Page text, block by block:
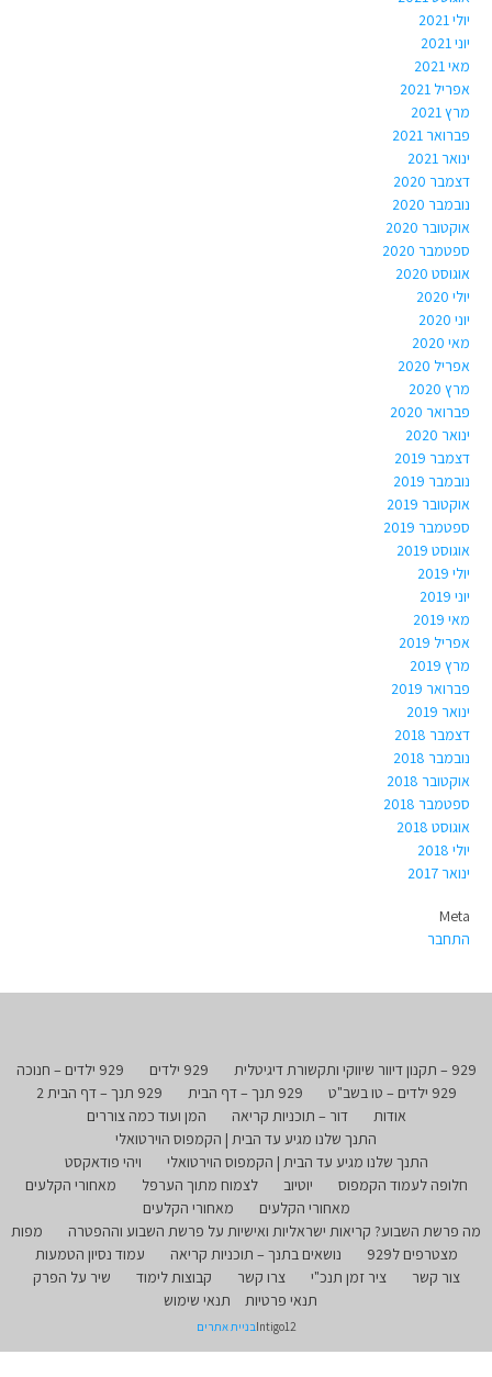
יולי 2021
יוני 2021
מאי 2021
אפריל 2021
מרץ 2021
פברואר 2021
ינואר 2021
דצמבר 2020
נובמבר 2020
אוקטובר 2020
ספטמבר 2020
אוגוסט 2020
יולי 2020
יוני 2020
מאי 2020
אפריל 2020
מרץ 2020
פברואר 2020
ינואר 2020
דצמבר 2019
נובמבר 2019
אוקטובר 2019
ספטמבר 2019
אוגוסט 2019
יולי 2019
יוני 2019
מאי 2019
אפריל 2019
מרץ 2019
פברואר 2019
ינואר 2019
דצמבר 2018
נובמבר 2018
אוקטובר 2018
ספטמבר 2018
אוגוסט 2018
יולי 2018
ינואר 2017
Meta
התחבר
929 – תקנון דיוור שיווקי ותקשורת דיגיטלית 929 ילדים
929 ילדים – חנוכה
929 ילדים – טו בשב"ט
929 תנך – דף הבית
929 תנך – דף הבית 2
אודות
דור – תוכניות קריאה
המן ועוד כמה צוררים
התנך שלנו מגיע עד הבית | הקמפוס הוירטואלי
התנך שלנו מגיע עד הבית | הקמפוס הוירטואלי
ויהי פודאקסט
חלופה לעמוד הקמפוס
יוטיוב לצמוח מתוך הערפל
מאחורי הקלעים
מאחורי הקלעים
מאחורי הקלעים
מה פרשת השבוע? קריאות ישראליות ואישיות על פרשת השבוע וההפטרה
מפות
מצטרפים ל929
נושאים בתנך – תוכניות קריאה
עמוד נסיון הטמעות
צור קשר
ציר זמן תנכ"י צרו קשר קבוצות לימוד
שיר על הפרק
תנאי פרטיות
תנאי שימוש
Intigo12בניית אתרים